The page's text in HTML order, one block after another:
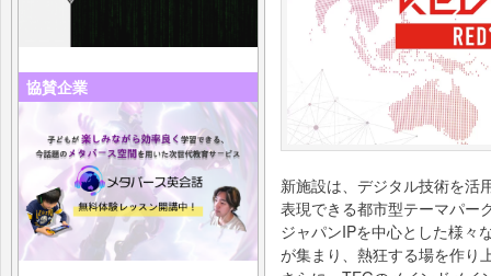
協賛企業
新施設は、デジタル技術を活
表現できる都市型テーマパー
ジャパンIPを中心とした様々
が集まり、熱狂する場を作り